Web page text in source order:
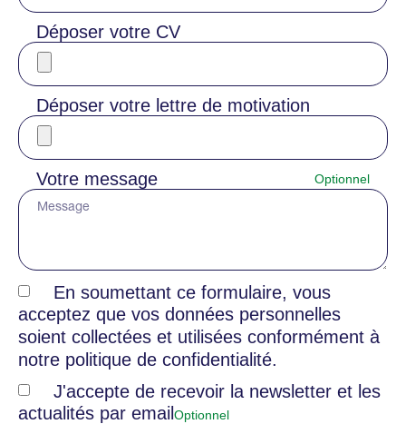
Déposer votre CV
Déposer votre lettre de motivation
Votre message
En soumettant ce formulaire, vous
acceptez que vos données personnelles
soient collectées et utilisées conformément à
notre politique de confidentialité.
J'accepte de recevoir la newsletter et les
actualités par email